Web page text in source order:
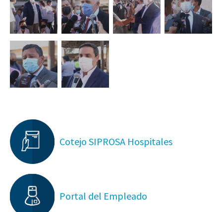
Cotejo SIPROSA Hospitales
Portal del Empleado